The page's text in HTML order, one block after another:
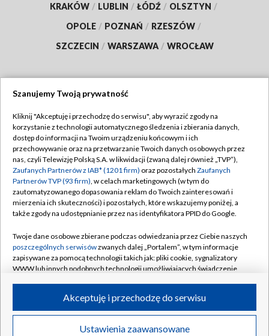
KRAKÓW / LUBLIN / ŁÓDŹ / OLSZTYN /
OPOLE / POZNAŃ / RZESZÓW /
SZCZECIN / WARSZAWA / WROCŁAW
TVP
Abonament TVP
Emisja w TVP
Centrum informacji TVP
Naziemna Telewizja Cyfrowa
Rada Programowa
System NOS
Informacje o nadawcy
Program dla prasy
Regulamin TVP
Polityka prywatności
Moje zgody
Pomoc
Kontakt
Kanały
©2026 Telewizja Polska S.A. w likwidacji
Szanujemy Twoją prywatność
Kliknij "Akceptuję i przechodzę do serwisu", aby wyrazić zgody na
korzystanie z technologii automatycznego śledzenia i zbierania danych,
dostęp do informacji na Twoim urządzeniu końcowym i ich
przechowywanie oraz na przetwarzanie Twoich danych osobowych przez
nas, czyli Telewizję Polską S.A. w likwidacji (zwaną dalej również „TVP”),
Zaufanych Partnerów z IAB* (1201 firm) oraz pozostałych Zaufanych
Partnerów TVP (93 firm), w celach marketingowych (w tym do
zautomatyzowanego dopasowania reklam do Twoich zainteresowań i
mierzenia ich skuteczności) i pozostałych, które wskazujemy poniżej, a
także zgody na udostępnianie przez nas identyfikatora PPID do Google.
Twoje dane osobowe zbierane podczas odwiedzania przez Ciebie naszych
poszczególnych serwisówzwanych dalej „Portalem”, w tym informacje
zapisywane za pomocą technologii takich jak: pliki cookie, sygnalizatory
WWW lub innych podobnych technologii umożliwiających świadczenie
ruchu w Internecie.
Twoje dane osobowe zbierane podczas odwiedzania przez Ciebie
Ustawienia zaawansowane
Akceptuję i przechodzę do serwisu